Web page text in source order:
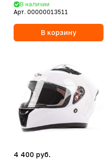
В наличии
Арт. 00000013511
В корзину
4 400 руб.